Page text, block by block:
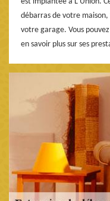
débarras de votre
votre garage. Vous
en savoir plus sur ses